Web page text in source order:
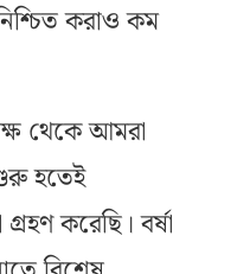
করাও কম
থেকে আমরা
হতেই
করেছি। বর্ষা